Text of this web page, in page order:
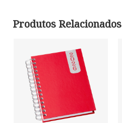
Produtos Relacionados